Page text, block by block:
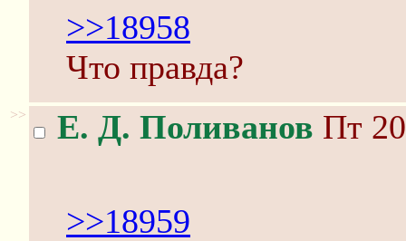
>>18958
Что правда?
>> Е. Д. Поливанов Пт
>>18959